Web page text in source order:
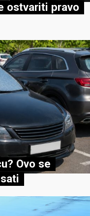
ostvariti pravo
Ovo se